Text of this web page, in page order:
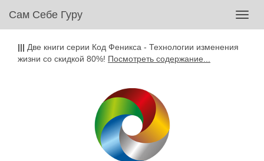
Сам Себе Гуру
||| Две книги серии Код Феникса - Технологии изменения
жизни со скидкой 80%! Посмотреть содержание...